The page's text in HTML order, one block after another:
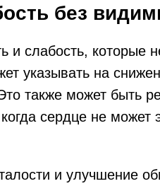
без
и слабость, которые
указывать на
также может быть
сердце не
и улучшение